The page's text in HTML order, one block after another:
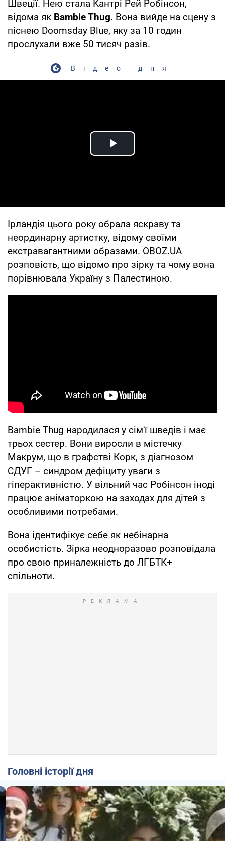
Швеції. Нею стала Кантрі Рей Робінсон,
відома як Bambie Thug. Вона вийде на сцену з
піснею Doomsday Blue, яку за 10 годин
прослухали вже 50 тисяч разів.
Відео дня
Play Video
Ірландія цього року обрала яскраву та
неординарну артистку, відому своїми
екстравагантними образами. OBOZ.UA
розповість, що відомо про зірку та чому вона
порівнювала Україну з Палестиною.
Bambie Thug народилася у сім'ї шведів і має
трьох сестер. Вони виросли в містечку
Макрум, що в графстві Корк, з діагнозом
СДУГ – синдром дефіциту уваги з
гіперактивністю. У вільний час Робінсон іноді
працює аніматоркою на заходах для дітей з
особливими потребами.
Вона ідентифікує себе як небінарна
особистість. Зірка неодноразово розповідала
про свою приналежність до ЛГБТК+
спільноти.
Головні історії дня